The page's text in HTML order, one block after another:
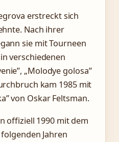
erstreckt sich
Nach ihrer
sie mit Tourneen
verschiedenen
„Molodye golosa”
kam 1985 mit
von Oskar Feltsman.
offiziell 1990 mit dem
Jahren